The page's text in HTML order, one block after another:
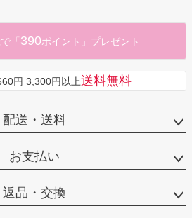
「 390ポイント」プレゼント
円 3,300円以上送料無料
配送・送料
お支払い
返品・交換